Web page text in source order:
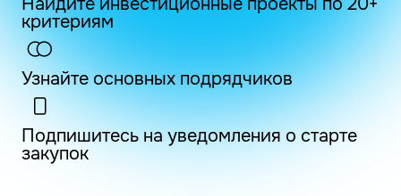
критериям
Узнайте основных подрядчиков
Подпишитесь на уведомления о старте
закупок